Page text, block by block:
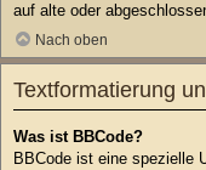
auf alte oder
Nach oben
Textformatierung
Was ist BBCode?
BBCode ist eine spezielle